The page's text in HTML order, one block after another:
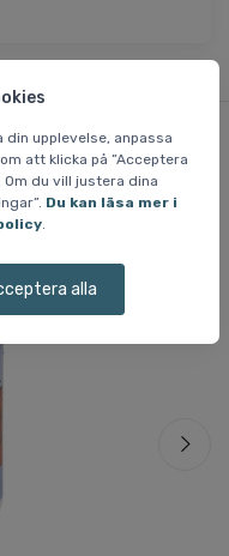
upplevelse, anpassa
att klicka på ”Acceptera
du vill justera dina
Du kan läsa mer i
.
alla